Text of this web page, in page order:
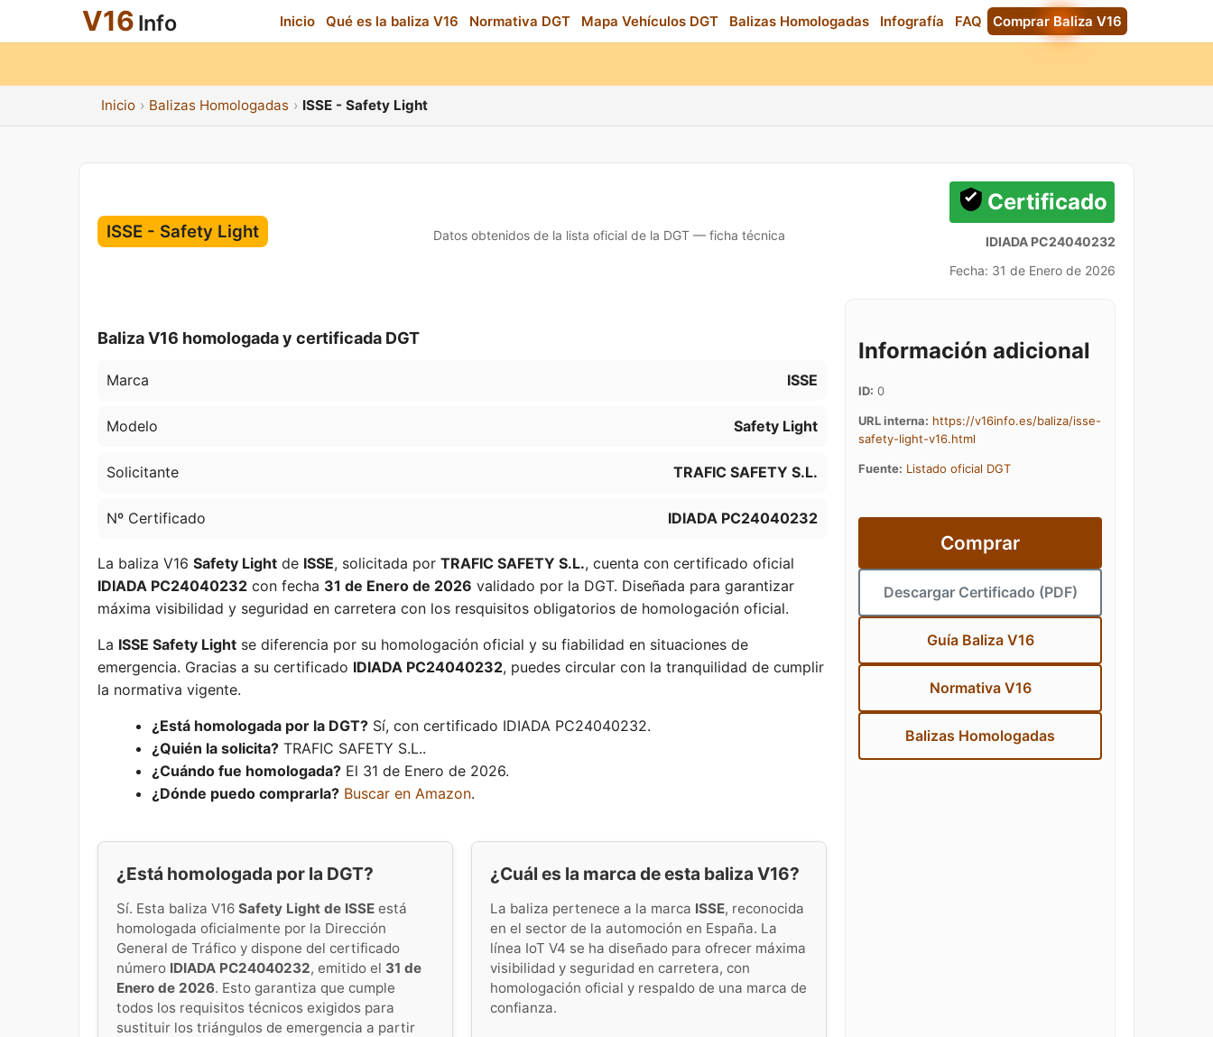
V16 Info Inicio Qué es la baliza V16 Normativa DGT Mapa Vehículos DGT Balizas Homologadas Infografía FAQ Comprar Baliza V16
Inicio Balizas Homologadas ISSE - Safety Light
ISSE - Safety Light Datos obtenidos de la lista oficial de la DGT — ficha técnica
Certificado
IDIADA PC24040232
Fecha: 31 de Enero de 2026
Baliza V16 homologada y certificada DGT
Marca ISSE
Modelo Safety Light
Solicitante TRAFIC SAFETY S.L.
Nº Certificado IDIADA PC24040232
La baliza V16 Safety Light de ISSE, solicitada por TRAFIC SAFETY S.L., cuenta con certificado oficial
IDIADA PC24040232 con fecha 31 de Enero de 2026 validado por la DGT. Diseñada para garantizar
máxima visibilidad y seguridad en carretera con los resquisitos obligatorios de homologación oficial.
La ISSE Safety Light se diferencia por su homologación oficial y su fiabilidad en situaciones de
emergencia. Gracias a su certificado IDIADA PC24040232, puedes circular con la tranquilidad de cumplir
la normativa vigente.
¿Está homologada por la DGT? Sí, con certificado IDIADA PC24040232.
¿Quién la solicita? TRAFIC SAFETY S.L..
¿Cuándo fue homologada? El 31 de Enero de 2026.
¿Dónde puedo comprarla? Buscar en Amazon.
¿Está homologada por la DGT?
Sí. Esta baliza V16 Safety Light de ISSE está
homologada oficialmente por la Dirección
General de Tráfico y dispone del certificado
número IDIADA PC24040232, emitido el 31 de
Enero de 2026. Esto garantiza que cumple
todos los requisitos técnicos exigidos para
sustituir los triángulos de emergencia a partir
¿Cuál es la marca de esta baliza V16?
La baliza pertenece a la marca ISSE, reconocida
en el sector de la automoción en España. La
línea IoT V4 se ha diseñado para ofrecer máxima
visibilidad y seguridad en carretera, con
homologación oficial y respaldo de una marca de
confianza.
Información adicional
ID: 0
URL interna: https://v16info.es/baliza/isse-
safety-light-v16.html
Fuente: Listado oficial DGT
Comprar
Descargar Certificado (PDF)
Guía Baliza V16
Normativa V16
Balizas Homologadas